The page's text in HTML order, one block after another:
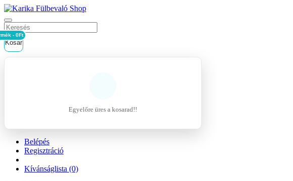
Kosár
- 0Ft
Egyelőre üres a kosarad!!
Belépés
Regisztráció
Kívánságlista (0)